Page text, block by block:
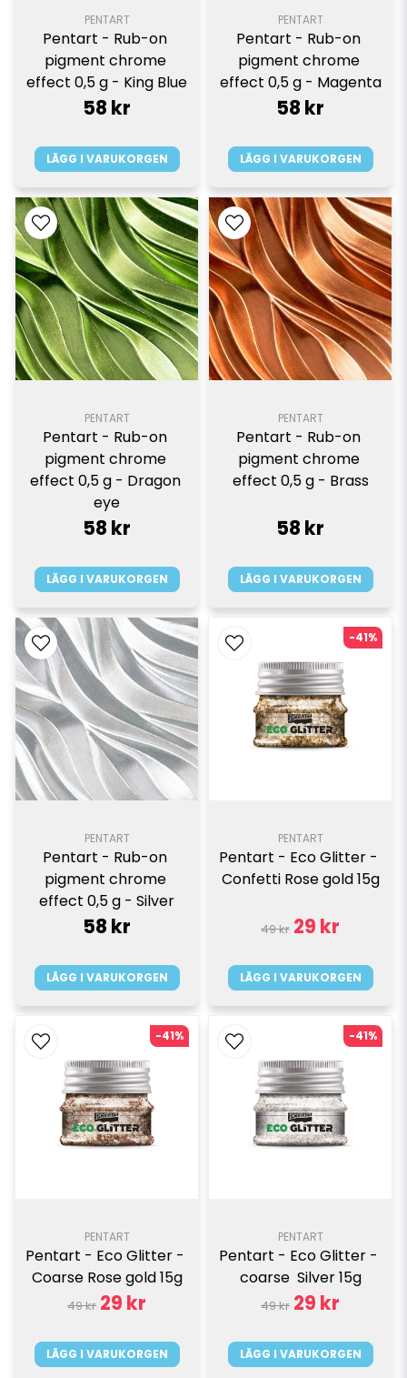
PENTART
Pentart - Rub-on
pigment chrome
effect 0,5 g - King Blue
58 kr
LÄGG I VARUKORGEN
PENTART
Pentart - Rub-on
pigment chrome
effect 0,5 g - Magenta
58 kr
LÄGG I VARUKORGEN
PENTART
Pentart - Rub-on
pigment chrome
effect 0,5 g - Dragon
eye
58 kr
LÄGG I VARUKORGEN
PENTART
Pentart - Rub-on
pigment chrome
effect 0,5 g - Brass
58 kr
LÄGG I VARUKORGEN
PENTART
Pentart - Rub-on
pigment chrome
effect 0,5 g - Silver
58 kr
LÄGG I VARUKORGEN
PENTART
Pentart - Eco Glitter -
Confetti Rose gold 15g
49 kr 29 kr
LÄGG I VARUKORGEN
-41%
PENTART
Pentart - Eco Glitter -
Coarse Rose gold 15g
49 kr 29 kr
LÄGG I VARUKORGEN
-41%
PENTART
Pentart - Eco Glitter -
coarse  Silver 15g
49 kr 29 kr
LÄGG I VARUKORGEN
-41%